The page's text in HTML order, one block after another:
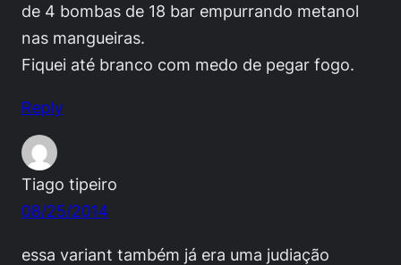
de 4 bombas de 18 bar empurrando metanol
nas mangueiras.
Fiquei até branco com medo de pegar fogo.
Reply
Tiago tipeiro
08/25/2014
essa variant também já era uma judiação